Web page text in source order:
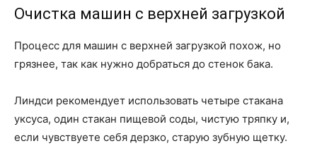
Очистка машин с верхней загрузкой
Процесс для машин с верхней загрузкой похож, но
грязнее, так как нужно добраться до стенок бака.
Линдси рекомендует использовать четыре стакана
уксуса, один стакан пищевой соды, чистую тряпку и,
если чувствуете себя дерзко, старую зубную щетку.